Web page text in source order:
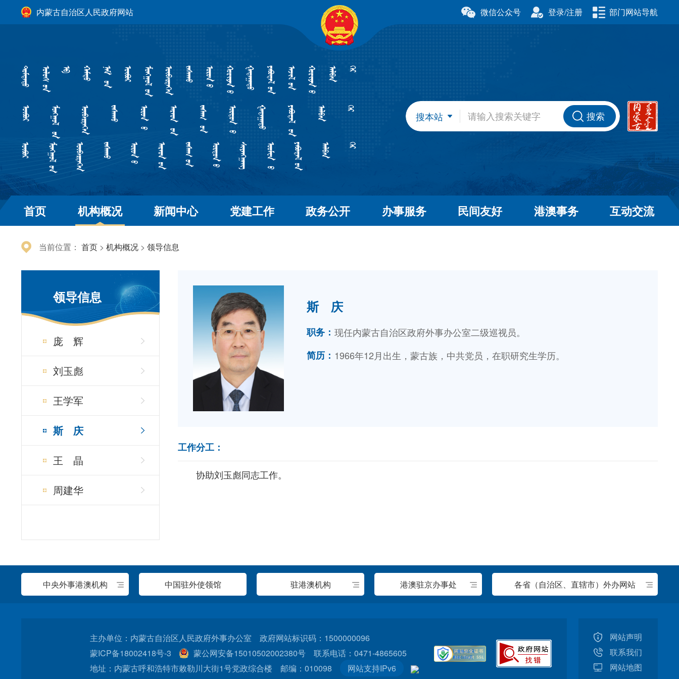
内蒙古自治区人民政府网站 微信公众号 登录/注册 部门网站导航
自治区政府组成部门
发展和改革委员会
工业和信息化厅
生态环境厅
外事办公室
交通运输厅
农牧厅
商务厅
卫生健康委员会
退役军人事务厅
应急管理厅
自治区直属机构
市场监督管理局 林业和草原局
广播电视局
搜本站 搜索
首页 机构概况 新闻中心 党建工作 政务公开 办事服务 民间友好 港澳事务 互动交流
当前位置： 首页 > 机构概况 > 领导信息
领导信息
庞 辉
刘玉彪
王学军
斯 庆
王 晶
周建华
斯 庆
职务： 现任内蒙古自治区政府外事办公室二级巡视员。
简历： 1966年12月出生，蒙古族，中共党员，在职研究生学历。
工作分工：
协助刘玉彪同志工作。
中央外事港澳机构 中国驻外使领馆 驻港澳机构 港澳驻京办事处 各省（自治区、直辖市）外办网站
主办单位：内蒙古自治区人民政府外事办公室 政府网站标识码：1500000096
蒙ICP备18002418号-3
蒙公网安备15010502002380号 联系电话：0471-4865605
地址：内蒙古呼和浩特市敕勒川大街1号党政综合楼 邮编：010098
网站支持IPv6
网站声明
联系我们
网站地图